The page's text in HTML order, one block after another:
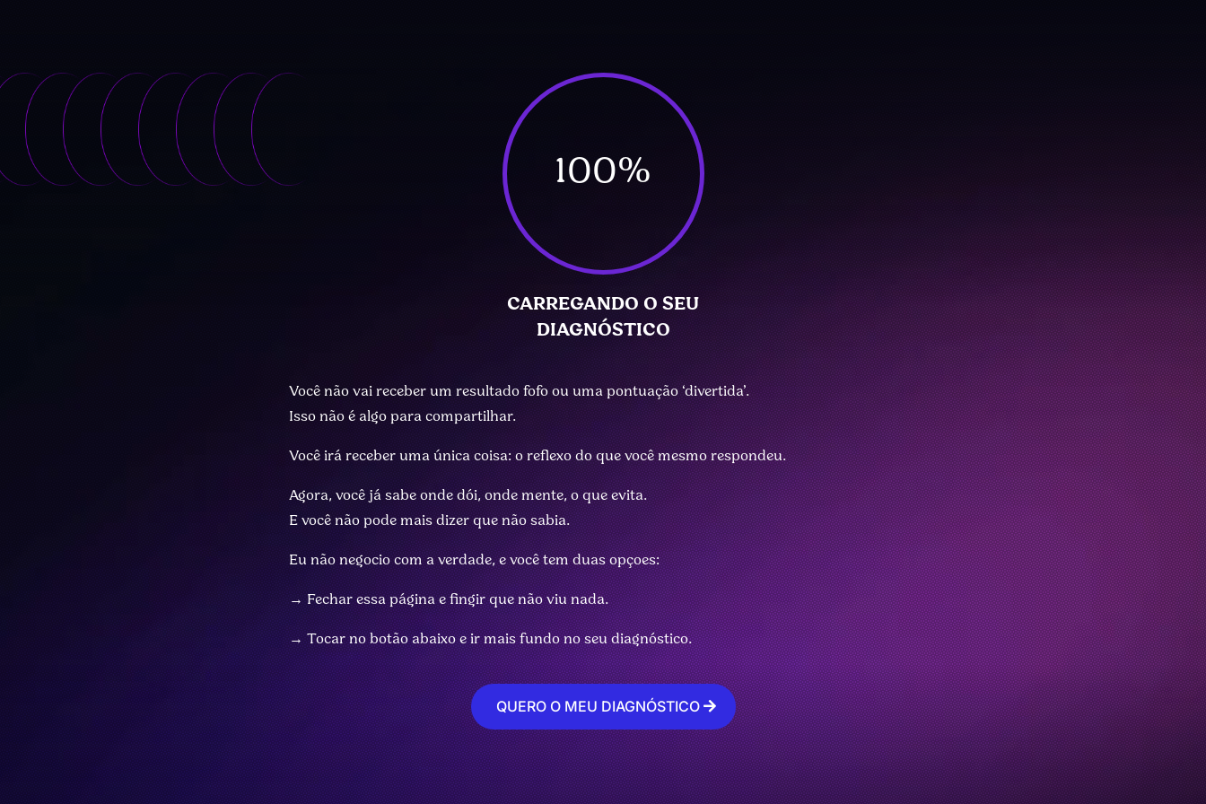
100%
CARREGANDO O SEU
DIAGNÓSTICO
Você não vai receber um resultado fofo ou uma pontuação ‘divertida’.
Isso não é algo para compartilhar.
Você irá receber uma única coisa: o reflexo do que você mesmo respondeu.
Agora, você já sabe onde dói, onde mente, o que evita.
E você não pode mais dizer que não sabia.
Eu não negocio com a verdade, e você tem duas opçoes:
→ Fechar essa página e fingir que não viu nada.
→ Tocar no botão abaixo e ir mais fundo no seu diagnóstico.
QUERO O MEU DIAGNÓSTICO